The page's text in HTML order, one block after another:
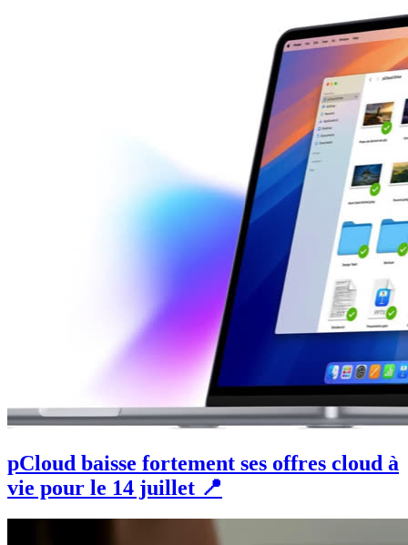
pCloud baisse fortement ses offres cloud à
vie pour le 14 juillet 📍